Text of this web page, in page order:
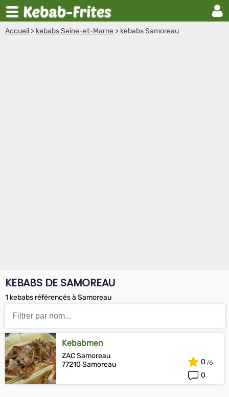
Accueil > kebabs Seine-et-Marne > kebabs Samoreau
KEBABS DE SAMOREAU
1 kebabs référencés à Samoreau
Kebabmen
ZAC Samoreau
77210 Samoreau
0
0